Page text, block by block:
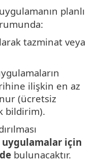
planlı
tazminat veya
ilişkin en az
(ücretsiz
bildirim).
uygulamalar için
bulunacaktır.